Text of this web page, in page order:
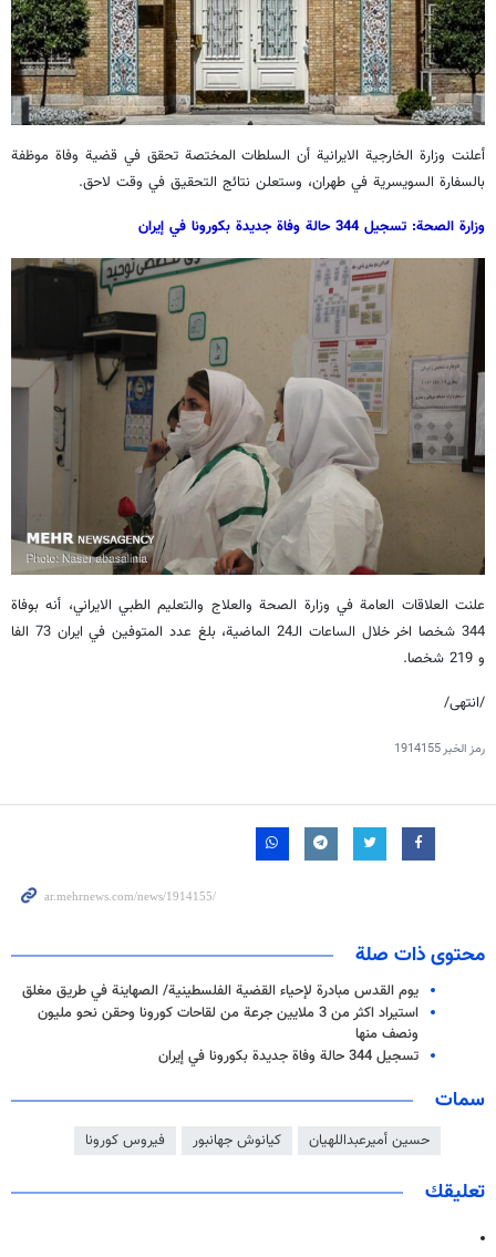
أعلنت وزارة الخارجية الايرانية أن السلطات المختصة تحقق في قضية وفاة موظفة
بالسفارة السويسرية في طهران، وستعلن نتائج التحقيق في وقت لاحق.
وزارة الصحة: تسجيل 344 حالة وفاة جديدة بكورونا في إيران
علنت العلاقات العامة في وزارة الصحة والعلاج والتعلیم الطبي الايراني، أنه بوفاة
344 شخصا اخر خلال الساعات الـ24 الماضیة، بلغ عدد المتوفین في ایران 73 الفا
و 219 شخصا.
/انتهى/
رمز الخبر1914155
محتوى ذات صلة
يوم القدس مبادرة لإحياء القضية الفلسطينية/ الصهاينة في طريق مغلق
استيراد اكثر من 3 ملايين جرعة من لقاحات كورونا وحقن نحو مليون
ونصف منها
تسجيل 344 حالة وفاة جديدة بكورونا في إيران
سمات
حسين أميرعبداللهيان كيانوش جهانبور فيروس كورونا
تعليقك